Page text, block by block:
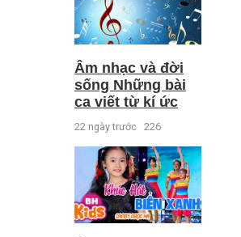
Âm nhạc và đời
sống Những bài
ca viết từ kí ức
22 ngày trước 226